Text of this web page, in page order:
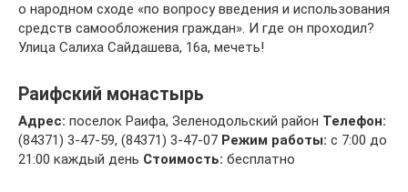
о народном сходе «по вопросу введения и использования
средств самообложения граждан». И где он проходил?
Улица Салиха Сайдашева, 16а, мечеть!
Раифский монастырь
Адрес: поселок Раифа, Зеленодольский район Телефон:
(84371) 3-47-59, (84371) 3-47-07 Режим работы: с 7:00 до
21:00 каждый день Стоимость: бесплатно